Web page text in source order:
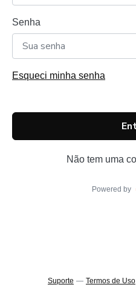
Senha
Esqueci minha senha
Não tem uma
Powered by
Suporte — Termos de Uso